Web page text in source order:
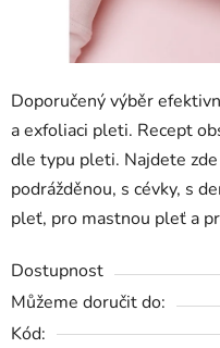
Doporučený výběr
a exfoliaci pleti. Recept
dle typu pleti. Najdete
podrážděnou, s cévky, s
pleť, pro mastnou pleť a
Dostupnost
Můžeme doručit do:
Kód: